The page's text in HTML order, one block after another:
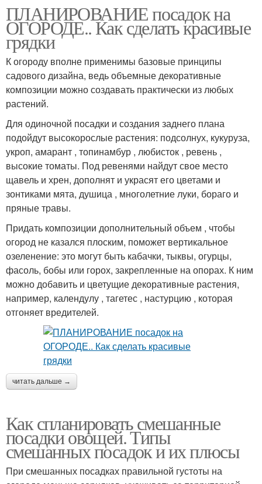
ПЛАНИРОВАНИЕ посадок на
ОГОРОДЕ.. Как сделать красивые
грядки
К огороду вполне применимы базовые принципы
садового дизайна, ведь объемные декоративные
композиции можно создавать практически из любых
растений.
Для одиночной посадки и создания заднего плана
подойдут высокорослые растения: подсолнух, кукуруза,
укроп, амарант , топинамбур , любисток , ревень ,
высокие томаты. Под ревенями найдут свое место
щавель и хрен, дополнят и украсят его цветами и
зонтиками мята, душица , многолетние луки, бораго и
пряные травы.
Придать композиции дополнительный объем , чтобы
огород не казался плоским, поможет вертикальное
озеленение: это могут быть кабачки, тыквы, огурцы,
фасоль, бобы или горох, закрепленные на опорах. К ним
можно добавить и цветущие декоративные растения,
например, календулу , тагетес , настурцию , которая
отгоняет вредителей.
читать дальше →
Как спланировать смешанные
посадки овощей. Типы
смешанных посадок и их плюсы
При смешанных посадках правильной густоты на